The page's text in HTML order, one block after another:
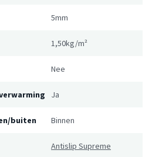
5mm
1,50kg/m²
Nee
Ja
buiten Binnen
Antislip Supreme